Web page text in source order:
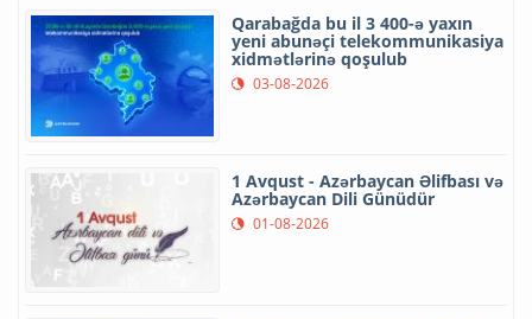
Qarabağda bu il 3 400-ə yaxın
yeni abunəçi telekommunikasiya
xidmətlərinə qoşulub
03-08-2026
1 Avqust - Azərbaycan Əlifbası və
Azərbaycan Dili Günüdür
01-08-2026